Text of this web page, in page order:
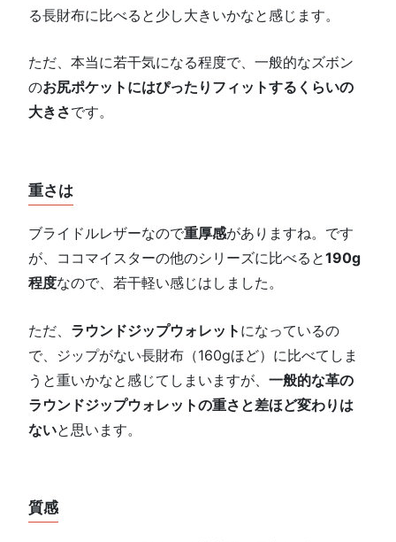
る長財布に比べると少し大きいかなと感じます。
ただ、本当に若干気になる程度で、一般的なズボン
のお尻ポケットにはぴったりフィットするくらいの
大きさです。
重さは
ブライドルレザーなので重厚感がありますね。です
が、ココマイスターの他のシリーズに比べると190g
程度なので、若干軽い感じはしました。
ただ、 ラウンドジップウォレット になっているの
で、ジップがない長財布（160gほど）に比べてしま
うと重いかなと感じてしまいますが、一般的な革の
ラウンドジップウォレットの重さと差ほど変わりは
ないと思います。
質感